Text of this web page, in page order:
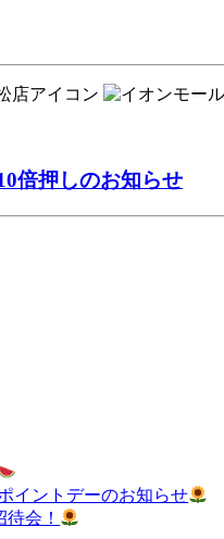
倍押しのお知らせ
イントデーのお知らせ
会！